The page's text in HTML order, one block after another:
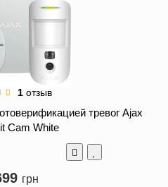
1 отзыв
тревог Ajax
Cam White
грн